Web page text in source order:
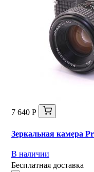
7 640 Р
Зеркальная камера
В наличии
Бесплатная доставка